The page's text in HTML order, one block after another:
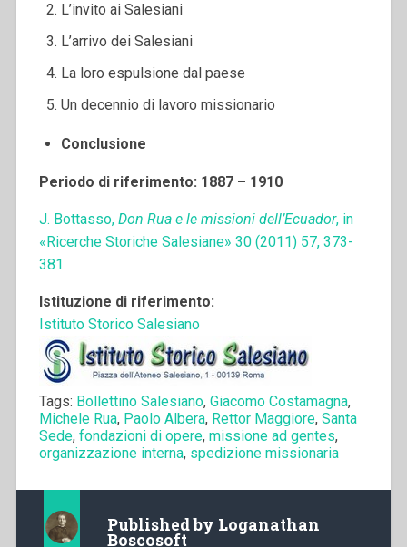
L’invito ai Salesiani
L’arrivo dei Salesiani
La loro espulsione dal paese
Un decennio di lavoro missionario
Conclusione
Periodo di riferimento: 1887 – 1910
J. Bottasso, Don Rua e le missioni dell’Ecuador, in
«Ricerche Storiche Salesiane» 30 (2011) 57, 373-
381.
Istituzione di riferimento:
Istituto Storico Salesiano
Tags: Bollettino Salesiano, Giacomo Costamagna,
Michele Rua, Paolo Albera, Rettor Maggiore, Santa
Sede, fondazioni di opere, missione ad gentes,
organizzazione interna, spedizione missionaria
Published by Loganathan
Boscosoft